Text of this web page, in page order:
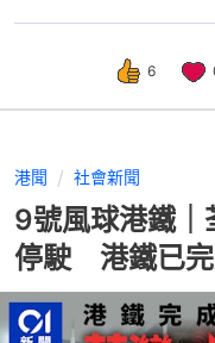
6
港聞 社會新聞
9號風球港鐵｜
停駛 港鐵已完